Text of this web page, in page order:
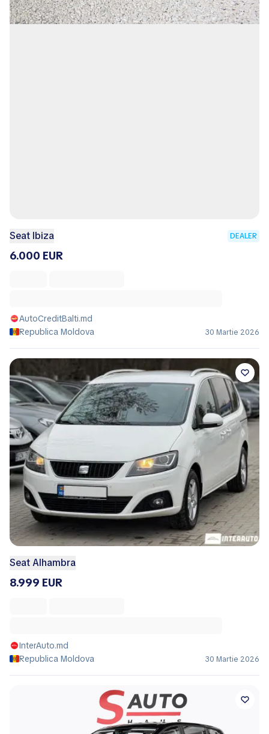
Seat Ibiza DEALER
6.000 EUR
AutoCreditBalti.md
Republica Moldova
30 Martie 2026
Seat Alhambra
8.999 EUR
InterAuto.md
Republica Moldova
30 Martie 2026